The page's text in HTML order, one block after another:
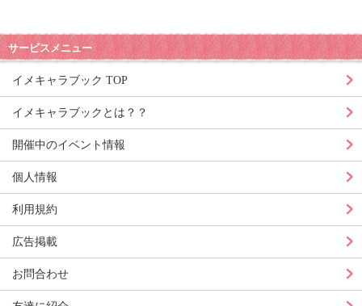
サービスメニュー
イメキャラブック TOP
イメキャラブックとは？？
開催中のイベント情報
個人情報
利用規約
広告掲載
お問合わせ